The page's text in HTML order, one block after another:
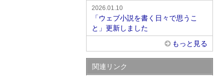
2026.01.10
「ウェブ小説を書く日々で思うこ
と」更新しました
もっと見る
関連リンク